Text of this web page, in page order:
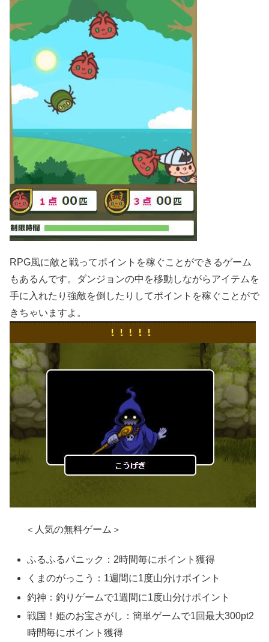
RPG風に敵と戦ってポイントを稼ぐことができるゲーム
もあるんです。ダンジョンの中を移動しながらアイテムを
手に入れたり強敵を倒したりしてポイントを稼ぐことがで
きちゃいますよ。
＜人気の無料ゲーム＞
ふるふるパニック：2時間毎にポイント獲得
くまのがっこう：1週間に1度山分けポイント
釣神：釣りゲームで1週間に1度山分けポイント
戦国！姫のお宝さがし：簡単ゲームで1回最大300pt2
時間毎にポイント獲得